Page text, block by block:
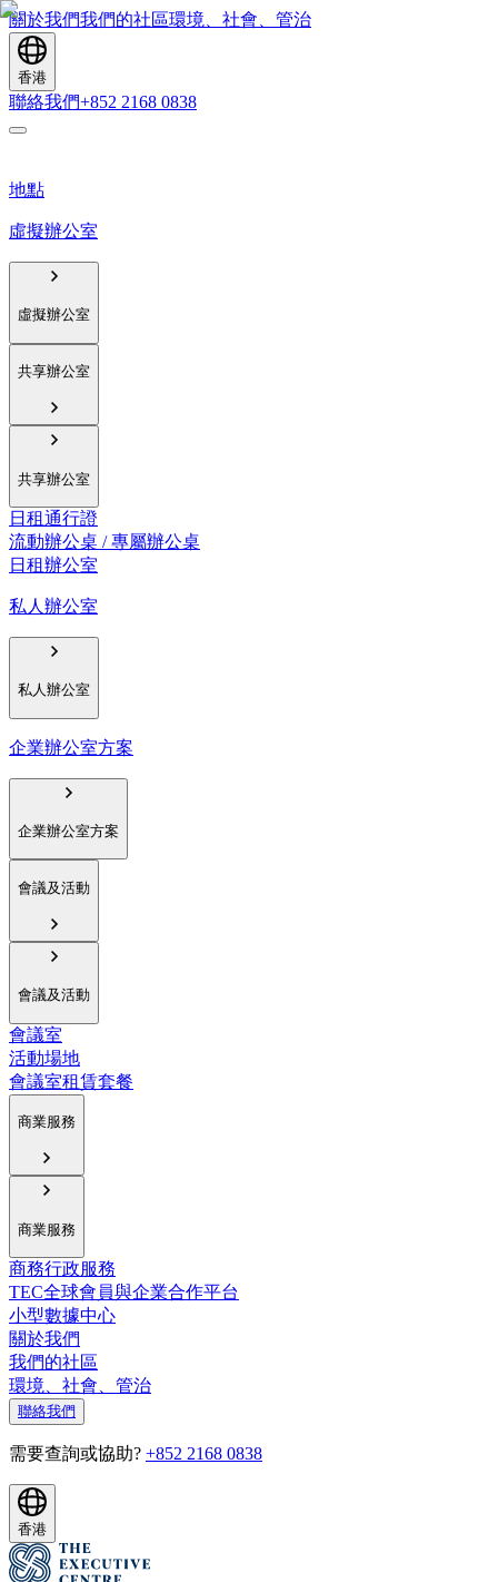
關於我們我們的社區環境、社會、管治
香港
聯絡我們+852 2168 0838
地點
虛擬辦公室
虛擬辦公室
共享辦公室
共享辦公室
日租通行證
流動辦公桌 / 專屬辦公桌
日租辦公室
私人辦公室
私人辦公室
企業辦公室方案
企業辦公室方案
會議及活動
會議及活動
會議室
活動場地
會議室租賃套餐
商業服務
商業服務
商務行政服務
TEC全球會員與企業合作平台
小型數據中心
關於我們
我們的社區
環境、社會、管治
聯絡我們
需要查詢或協助? +852 2168 0838
香港